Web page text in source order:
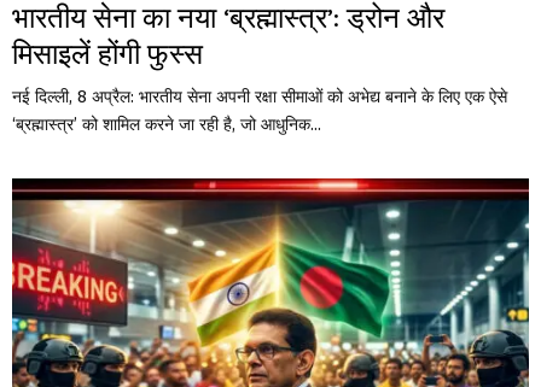
भारतीय सेना का नया ‘ब्रह्मास्त्र’: ड्रोन और
मिसाइलें होंगी फुस्स
नई दिल्ली, 8 अप्रैल: भारतीय सेना अपनी रक्षा सीमाओं को अभेद्य बनाने के लिए एक ऐसे
‘ब्रह्मास्त्र’ को शामिल करने जा रही है, जो आधुनिक...